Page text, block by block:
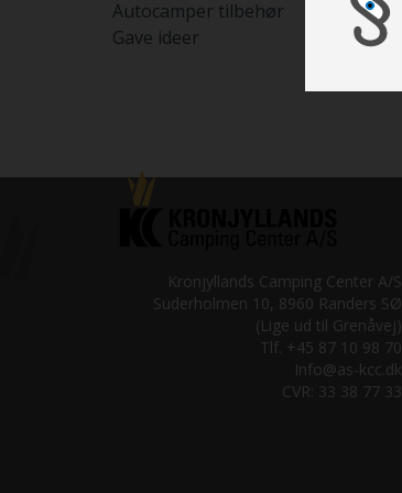
Autocamper tilbehør
Gave ideer
Kronjyllands Camping Center A/S
Suderholmen 10, 8960 Randers SØ
(Lige ud til Grenåvej)
Tlf. +45 87 10 98 70
Info@as-kcc.dk
CVR: 33 38 77 33